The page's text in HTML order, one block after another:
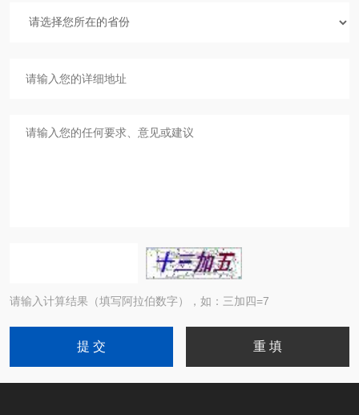
请输入计算结果（填写阿拉伯数字），如：三加四=7